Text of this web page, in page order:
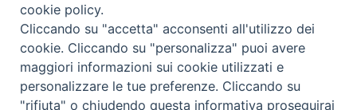
Lunedì, Mercoledì e Venerdì, Ore 9:30 - 12:30
cookie policy.
Cliccando su "accetta" acconsenti all'utilizzo dei
cookie. Cliccando su "personalizza" puoi avere
maggiori informazioni sui cookie utilizzati e
personalizzare le tue preferenze. Cliccando su
"rifiuta" o chiudendo questa informativa proseguirai